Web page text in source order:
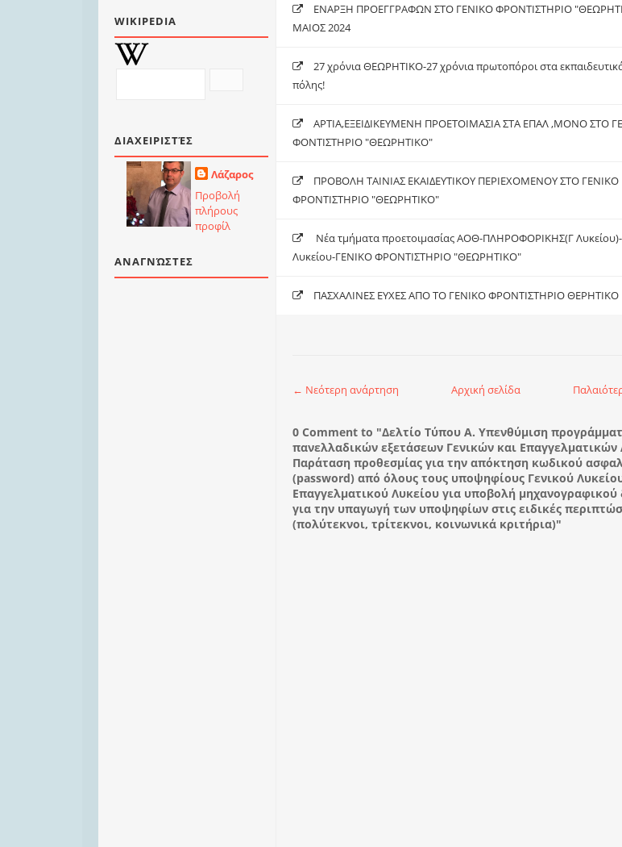
WIKIPEDIA
ΔΙΑΧΕΙΡΙΣΤΈΣ
Λάζαρος
Προβολή
πλήρους
προφίλ
ΑΝΑΓΝΏΣΤΕΣ
ΕΝΑΡΞΗ ΠΡΟΕΓΓΡΑΦΩΝ ΣΤΟ ΓΕΝΙΚΟ ΦΡΟΝΤΙΣΤΗΡΙΟ
ΜΑΙΟΣ 2024
27 χρόνια ΘΕΩΡΗΤΙΚΟ-27 χρόνια πρωτοπόροι στα
πόλης!
ΑΡΤΙΑ,ΕΞΕΙΔΙΚΕΥΜΕΝΗ ΠΡΟΕΤΟΙΜΑΣΙΑ ΣΤΑ ΕΠΑΛ ,ΜΟΝΟ ΣΤΟ
ΦΟΝΤΙΣΤΗΡΙΟ "ΘΕΩΡΗΤΙΚΟ"
ΠΡΟΒΟΛΗ ΤΑΙΝΙΑΣ ΕΚΑΙΔΕΥΤΙΚΟΥ ΠΕΡΙΕΧΟΜΕΝΟΥ ΣΤΟ ΓΕΝΙΚΟ
ΦΡΟΝΤΙΣΤΗΡΙΟ "ΘΕΩΡΗΤΙΚΟ"
Νέα τμήματα προετοιμασίας ΑΟΘ-ΠΛΗΡΟΦΟΡΙΚΗΣ(Γ Λυκείου)-
Λυκείου-ΓΕΝΙΚΟ ΦΡΟΝΤΙΣΤΗΡΙΟ "ΘΕΩΡΗΤΙΚΟ"
ΠΑΣΧΑΛΙΝΕΣ ΕΥΧΕΣ ΑΠΟ ΤΟ ΓΕΝΙΚΟ ΦΡΟΝΤΙΣΤΗΡΙΟ ΘΕΡΗΤΙΚΟ
← Νεότερη ανάρτηση Αρχική σελίδα
0 Comment to "Δελτίο Τύπου Α. Υπενθύμιση
πανελλαδικών εξετάσεων Γενικών και Επαγγελματικών
Παράταση προθεσμίας για την απόκτηση κωδικού
(password) από όλους τους υποψηφίους Γενικού
Επαγγελματικού Λυκείου για υποβολή μηχανογραφικού
για την υπαγωγή των υποψηφίων στις ειδικές
(πολύτεκνοι, τρίτεκνοι, κοινωνικά κριτήρια)"